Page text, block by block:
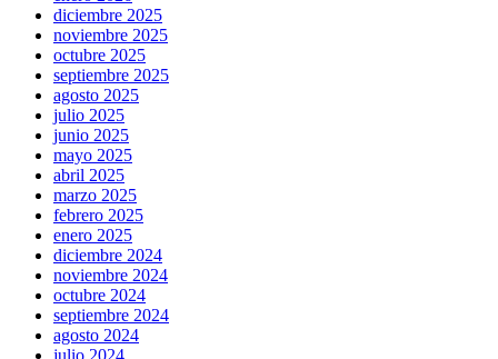
diciembre 2025
noviembre 2025
octubre 2025
septiembre 2025
agosto 2025
julio 2025
junio 2025
mayo 2025
abril 2025
marzo 2025
febrero 2025
enero 2025
diciembre 2024
noviembre 2024
octubre 2024
septiembre 2024
agosto 2024
julio 2024